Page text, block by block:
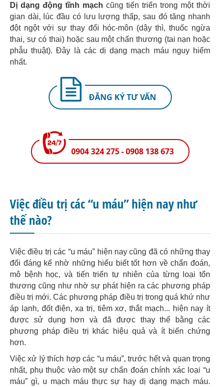
Dị dạng động tĩnh mạch cũng tiến triển trong một thời
gian dài, lúc đầu có lưu lượng thấp, sau đó tăng nhanh
đột ngột với sự thay đổi hóc-môn (dậy thì, thuốc ngừa
thai, sự có thai) hoặc sau một chấn thương (tai nạn hoặc
phẫu thuật). Đây là các dị dạng mạch máu nguy hiểm
nhất.
ĐĂNG KÝ TƯ VẤN
0904 324 275 - 0908 138 673
Việc điều trị các “u máu” hiện nay như
thế nào?
Việc điều trị các “u máu” hiện nay cũng đã có những thay
đổi đáng kể nhờ những hiểu biết tốt hơn về chẩn đoán,
mô bệnh học, và tiến triển tự nhiên của từng loại tổn
thương cũng như nhờ sự phát hiện ra các phương pháp
điều trị mới. Các phương pháp điều trị trong quá khứ như
áp lạnh, đốt điện, xạ trị, tiêm xơ, thắt mạch... hiện nay ít
được sử dụng hơn và đã được thay thế bằng các
phương pháp điều trị khác hiệu quả và ít biến chứng
hơn.
Việc xử lý thích hợp các “u máu”, trước hết và quan trọng
nhất, phụ thuộc vào một sự chẩn đoán chính xác loại “u
máu” gì, u mạch máu thực sự hay dị dạng mạch máu.